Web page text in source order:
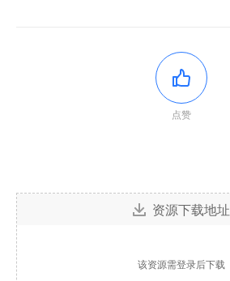
点赞
资源下载地址
该资源需登录后下载